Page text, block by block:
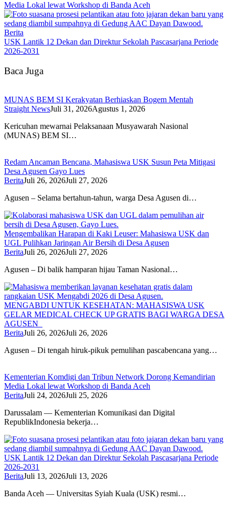
Media Lokal lewat Workshop di Banda Aceh
Berita
USK Lantik 12 Dekan dan Direktur Sekolah Pascasarjana Periode
2026-2031
Baca Juga
MUNAS BEM SI Kerakyatan Berhiaskan Bogem Mentah
Straight NewsJuli 31, 2026Agustus 1, 2026
Kericuhan mewarnai Pelaksanaan Musyawarah Nasional
(MUNAS) BEM SI…
Redam Ancaman Bencana, Mahasiswa USK Susun Peta Mitigasi
Desa Agusen Gayo Lues
BeritaJuli 26, 2026Juli 27, 2026
Agusen – Selama bertahun-tahun, warga Desa Agusen di…
Mengembalikan Harapan di Kaki Leuser: Mahasiswa USK dan
UGL Pulihkan Jaringan Air Bersih di Desa Agusen
BeritaJuli 26, 2026Juli 27, 2026
Agusen – Di balik hamparan hijau Taman Nasional…
MENGABDI UNTUK KESEHATAN: MAHASISWA USK
GELAR MEDICAL CHECK UP GRATIS BAGI WARGA DESA
AGUSEN
BeritaJuli 26, 2026Juli 26, 2026
Agusen – Di tengah hiruk-pikuk pemulihan pascabencana yang…
Kementerian Komdigi dan Tribun Network Dorong Kemandirian
Media Lokal lewat Workshop di Banda Aceh
BeritaJuli 24, 2026Juli 25, 2026
Darussalam — Kementerian Komunikasi dan Digital
RepublikIndonesia bekerja…
USK Lantik 12 Dekan dan Direktur Sekolah Pascasarjana Periode
2026-2031
BeritaJuli 13, 2026Juli 13, 2026
Banda Aceh — Universitas Syiah Kuala (USK) resmi…